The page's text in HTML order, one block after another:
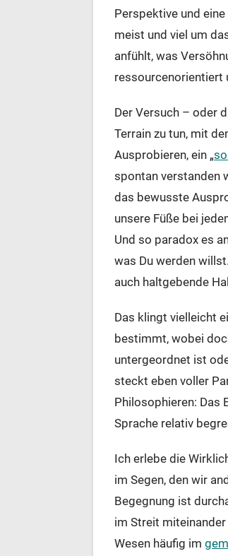
Perspektive und
meist und viel um
anfühlt, was
ressourcenorientiert
Der Versuch – oder
Terrain zu tun, mit
Ausprobieren, ein „
spontan verstanden
das bewusste
unsere Füße bei
Und so paradox es
was Du werden
auch haltgebende
Das klingt vielleicht
bestimmt, wobei
untergeordnet ist
steckt eben voller
Philosophieren: Das
Sprache relativ
Ich erlebe die
im Segen, den wir
Begegnung ist
im Streit
Wesen häufig im